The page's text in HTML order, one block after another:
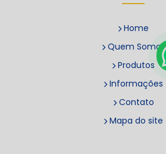
Home
Quem Somos
Produtos
Informações
Contato
Mapa do site